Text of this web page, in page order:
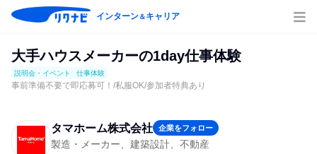
インターン＆キャリア
大手ハウスメーカーの1day仕事体験
説明会・イベント 仕事体験
事前準備不要で即応募可！/私服OK/参加者特典あり
タマホーム株式会社 企業をフォロー
製造・メーカー、建築設計、不動産